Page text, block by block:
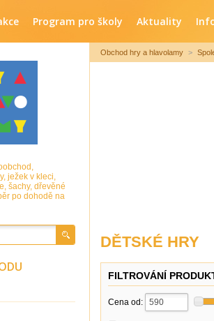
Program pro školy Aktuality
Obchod hry a hlavolamy >
DĚTSKÉ HRY
FILTROVÁNÍ
Cena od:
ježek v kleci,
šachy, dřevěné
po dohodě na